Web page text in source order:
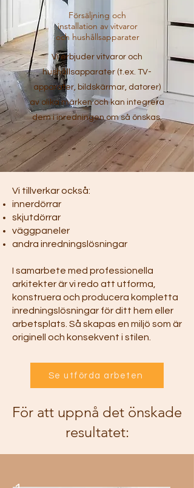
Försäljning och
installation av vitvaror
och hushållsapparater
Vi erbjuder vitvaror och
hushållsapparater (t.ex. TV-
apparater, bildskärmar, datorer)
av olika märken och kan integrera
dem i inredningen om så önskas.
Vi tillverkar också:
innerdörrar
skjutdörrar
väggpaneler
andra inredningslösningar
I samarbete med professionella
arkitekter är vi redo att utforma,
konstruera och producera kompletta
inredningslösningar för ditt hem eller
arbetsplats. Så skapas en miljö som är
originell och konsekvent i stilen.
Se utförda arbeten
För att uppnå det önskade
resultatet: